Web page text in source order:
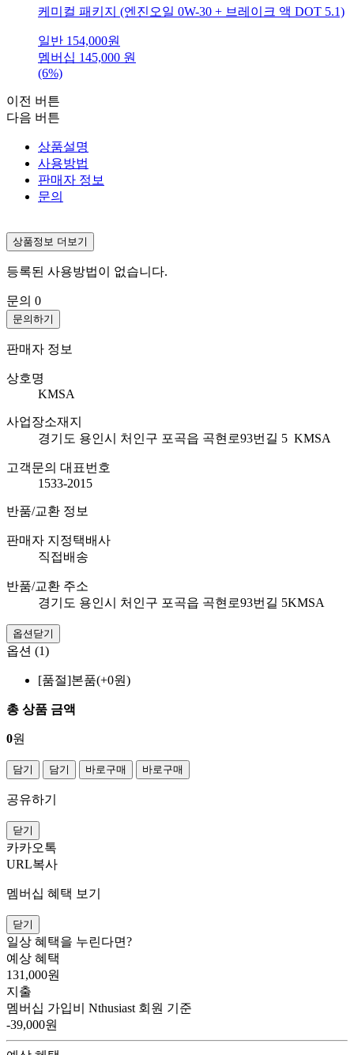
케미컬 패키지 (엔진오일 0W-30 + 브레이크 액 DOT 5.1)
일반 154,000원
멤버십 145,000 원
(6%)
이전 버튼
다음 버튼
상품설명
사용방법
판매자 정보
문의
상품정보 더보기
등록된 사용방법이 없습니다.
문의 0
문의하기
판매자 정보
상호명
KMSA
사업장소재지
경기도 용인시 처인구 포곡읍 곡현로93번길 5 KMSA
고객문의 대표번호
1533-2015
반품/교환 정보
판매자 지정택배사
직접배송
반품/교환 주소
경기도 용인시 처인구 포곡읍 곡현로93번길 5KMSA
옵션닫기
옵션 (1)
[품절]본품(+0원)
총 상품 금액
0원
담기 담기 바로구매 바로구매
공유하기
닫기
카카오톡
URL복사
멤버십 혜택 보기
닫기
일상 혜택을 누린다면?
예상 혜택
131,000원
지출
멤버십 가입비
Nthusiast 회원 기준
-39,000원